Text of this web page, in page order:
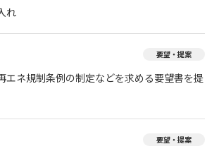
れ
要望・提案
エネ規制条例の制定などを求める要望書を提
要望・提案